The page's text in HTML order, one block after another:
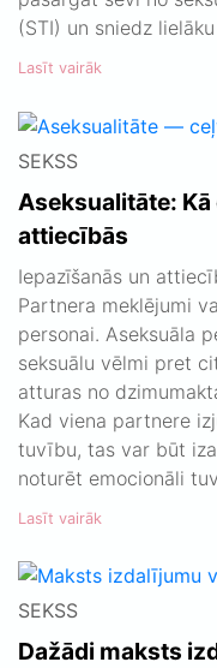
(STI) un sniedz
Lasīt vairāk
SEKSS
Aseksualitāte:
attiecībās
Iepazīšanās un
Partnera meklējumi
personai. Aseksuāla
seksuālu vēlmi pret
atturas no
Kad viena partnere
tuvību, tas var būt
noturēt emocionāli
Lasīt vairāk
SEKSS
Dažādi maksts